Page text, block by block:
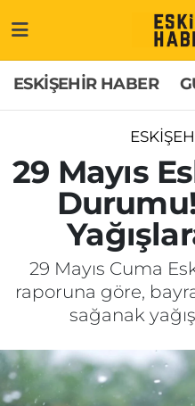
ESKİŞEHİR HABER
29 Mayıs
29 Mayıs Cuma
raporuna göre,
sağanak
GÜNDEM
ASAYİŞ
SİYASET
EKONOMİ
SAĞLIK
SPOR
Hakkımızda
İletişim
Künye
Odunpazarı Trafik
Süper Lig Puan
Tüm Manşetler
Son Dakika
Haber Arşivi